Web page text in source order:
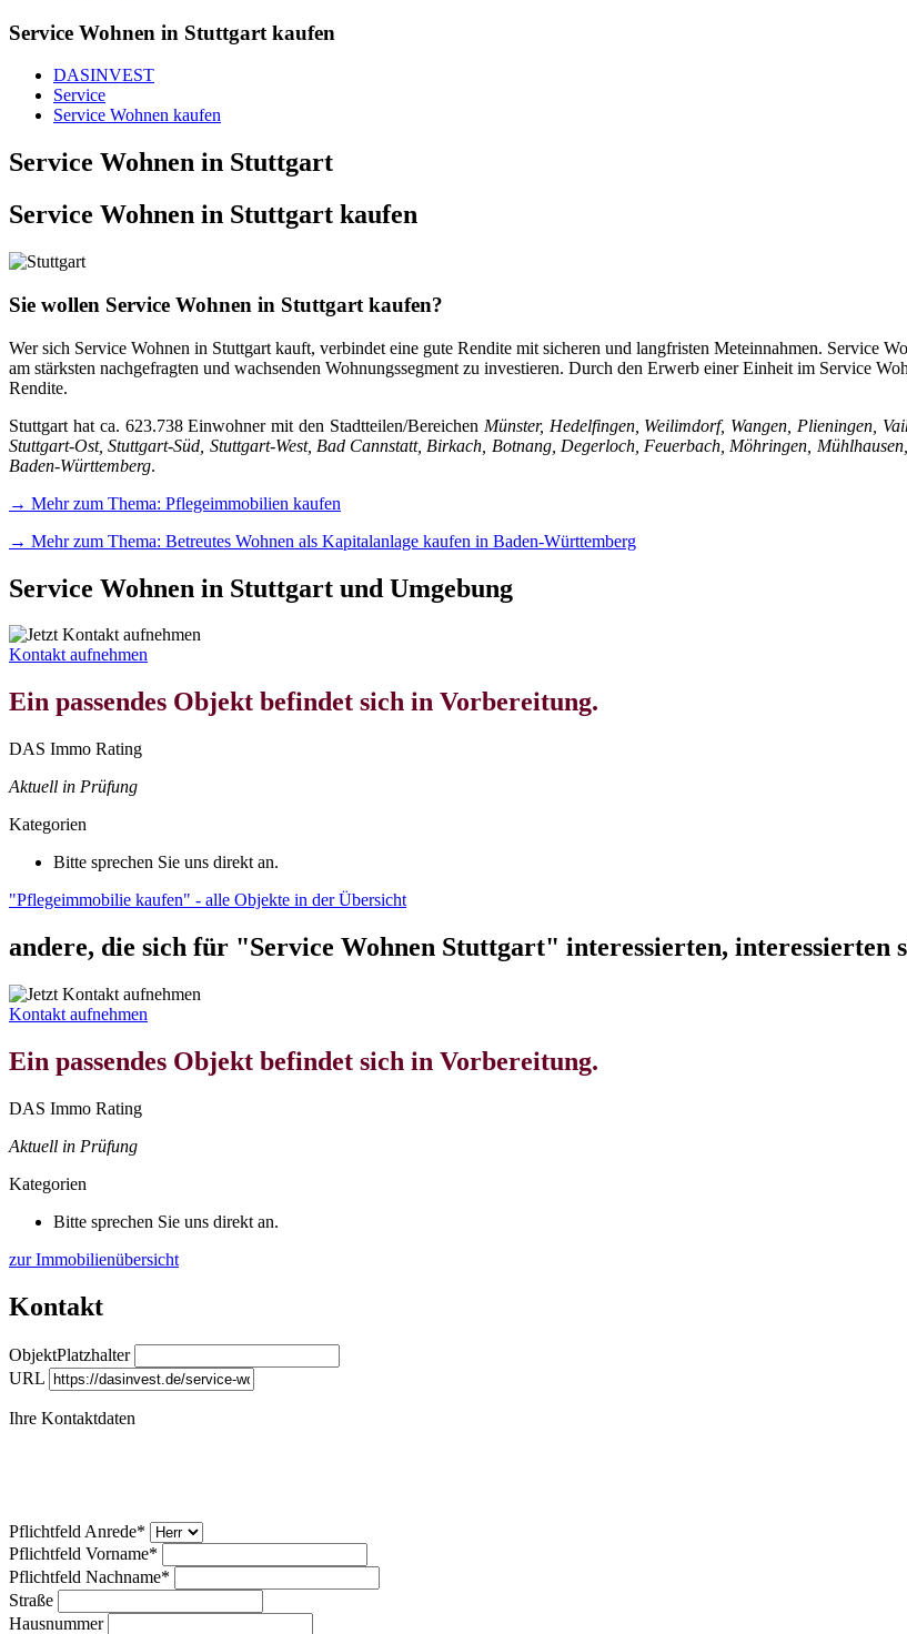
Service Wohnen in Stuttgart kaufen
DASINVEST
Service
Service Wohnen kaufen
Service Wohnen in Stuttgart
Service Wohnen in Stuttgart kaufen
Sie wollen Service Wohnen in Stuttgart kaufen?
Wer sich Service Wohnen in Stuttgart kauft, verbindet eine gute Rendite mit sicheren und langfristen Meteinnahmen. Service
am stärksten nachgefragten und wachsenden Wohnungssegment zu investieren. Durch den Erwerb einer Einheit im Service
Rendite.
Stuttgart hat ca. 623.738 Einwohner mit den Stadtteilen/Bereichen Münster, Hedelfingen, Weilimdorf, Wangen, Plieningen,
Stuttgart-Ost, Stuttgart-Süd, Stuttgart-West, Bad Cannstatt, Birkach, Botnang, Degerloch, Feuerbach, Möhringen,
Baden-Württemberg.
→ Mehr zum Thema: Pflegeimmobilien kaufen
→ Mehr zum Thema: Betreutes Wohnen als Kapitalanlage kaufen in Baden-Württemberg
Service Wohnen in Stuttgart und Umgebung
Kontakt aufnehmen
Ein passendes Objekt befindet sich in Vorbereitung.
DAS Immo Rating
Aktuell in Prüfung
Kategorien
Bitte sprechen Sie uns direkt an.
"Pflegeimmobilie kaufen" - alle Objekte in der Übersicht
andere, die sich für "Service Wohnen Stuttgart" interessierten, interessierten
Kontakt aufnehmen
Ein passendes Objekt befindet sich in Vorbereitung.
DAS Immo Rating
Aktuell in Prüfung
Kategorien
Bitte sprechen Sie uns direkt an.
zur Immobilienübersicht
Kontakt
ObjektPlatzhalter
URL
Ihre Kontaktdaten
Pflichtfeld Anrede*
Pflichtfeld Vorname*
Pflichtfeld Nachname*
Straße
Hausnummer